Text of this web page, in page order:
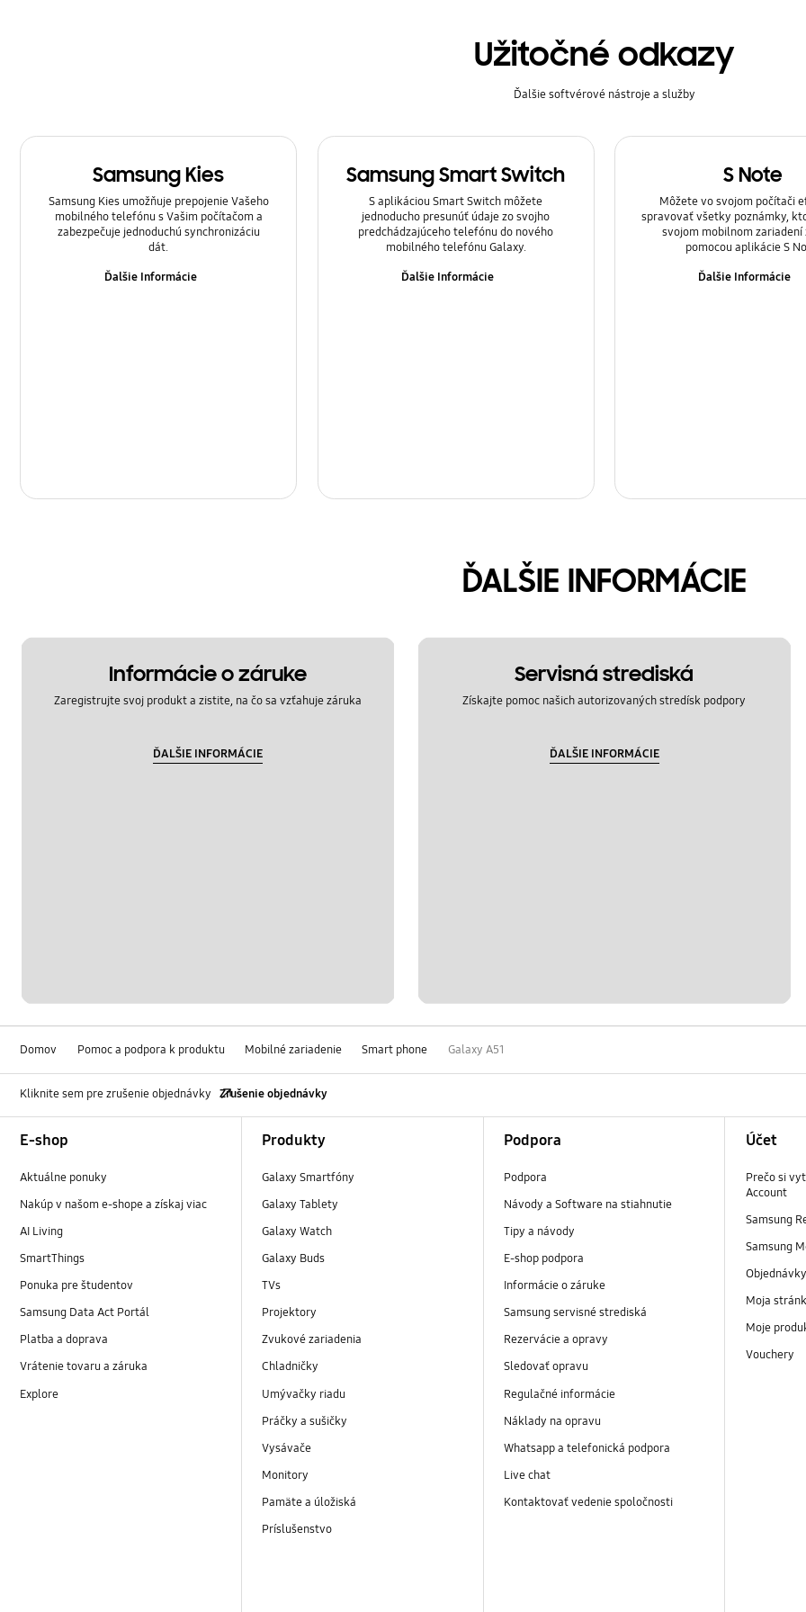
Záloha & Obnovenie
Užitočné odkazy
Ďalšie softvérové nástroje a služby
Samsung Kies
Samsung Kies umožňuje prepojenie Vašeho
mobilného telefónu s Vašim počítačom a
zabezpečuje jednoduchú synchronizáciu
dát.
Ďalšie Informácie
Samsung Smart Switch
S aplikáciou Smart Switch môžete
jednoducho presunúť údaje zo svojho
predchádzajúceho telefónu do nového
mobilného telefónu Galaxy.
Ďalšie Informácie
S Note
Môžete vo svojom počítači
spravovať všetky poznámky,
svojom mobilnom zariadení
pomocou aplikácie S
Ďalšie Informácie
ĎALŠIE INFORMÁCIE
Informácie o záruke
Zaregistrujte svoj produkt a zistite, na čo sa vzťahuje záruka
ĎALŠIE INFORMÁCIE
Servisná strediská
Získajte pomoc našich autorizovaných stredísk podpory
ĎALŠIE INFORMÁCIE
Domov Pomoc a podpora k produktu Mobilné zariadenie Smart phone Galaxy A51
Kliknite sem pre zrušenie objednávky Zrušenie objednávky
E-shop
Aktuálne ponuky
Nakúp v našom e-shope a získaj viac
AI Living
SmartThings
Ponuka pre študentov
Samsung Data Act Portál
Platba a doprava
Vrátenie tovaru a záruka
Explore
Produkty
Galaxy Smartfóny
Galaxy Tablety
Galaxy Watch
Galaxy Buds
TVs
Projektory
Zvukové zariadenia
Chladničky
Umývačky riadu
Práčky a sušičky
Vysávače
Monitory
Pamäte a úložiská
Príslušenstvo
Podpora
Podpora
Návody a Software na stiahnutie
Tipy a návody
E-shop podpora
Informácie o záruke
Samsung servisné strediská
Rezervácie a opravy
Sledovať opravu
Regulačné informácie
Náklady na opravu
Whatsapp a telefonická podpora
Live chat
Kontaktovať vedenie spoločnosti
Účet
Prečo si
Account
Samsung
Samsung
Moja
Moje
Vouchery